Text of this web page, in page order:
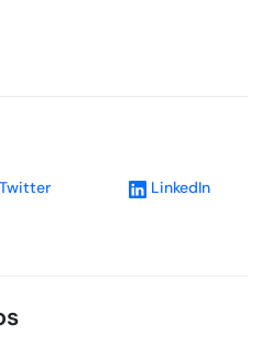
Twitter LinkedIn